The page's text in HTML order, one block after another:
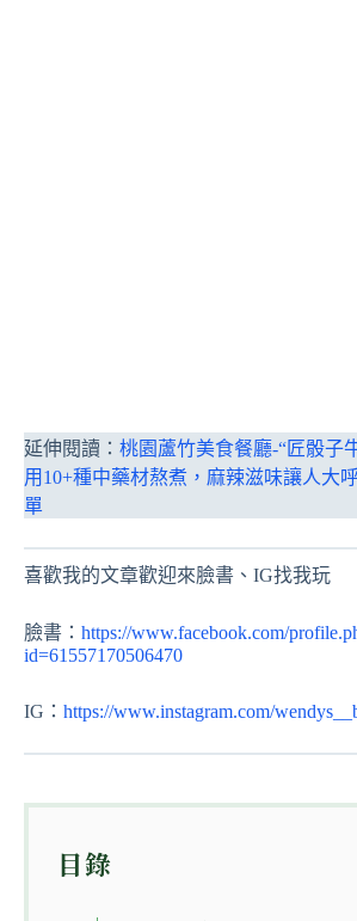
延伸閱讀： 桃園蘆竹美食餐廳-“匠骰子
用10+種中藥材熬煮，麻辣滋味讓人大
單
喜歡我的文章歡迎來臉書、IG找我玩
臉書： https://www.facebook.com/
id=61557170506470
IG： https://www.instagram.com/
目錄